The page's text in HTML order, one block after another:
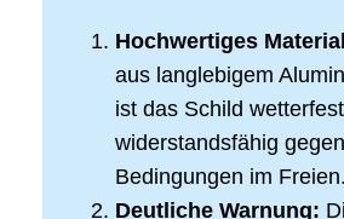
Hochwertiges
aus langlebigem
ist das Schild
widerstandsfähig
Bedingungen im Freien.
Deutliche Warnung: